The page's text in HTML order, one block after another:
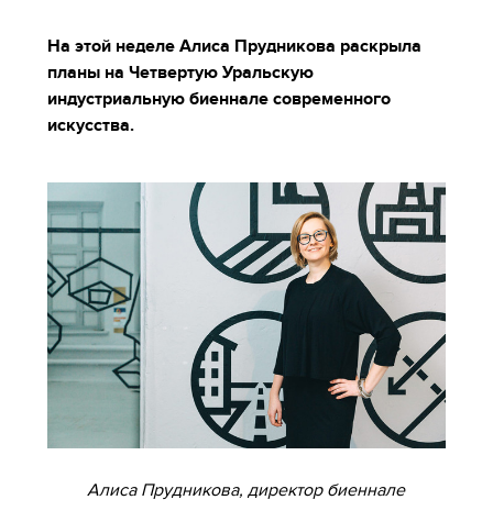
На этой неделе Алиса Прудникова раскрыла
планы на Четвертую Уральскую
индустриальную биеннале современного
искусства.
Алиса Прудникова, директор биеннале